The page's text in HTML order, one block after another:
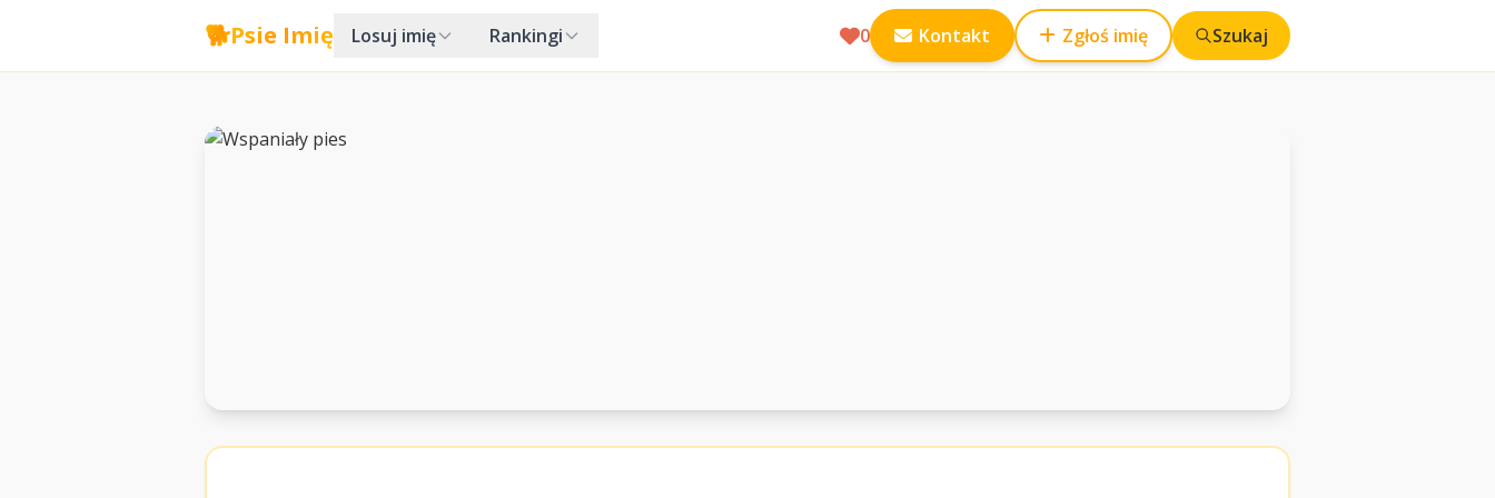
🐕Psie Imię Losuj imię Rankingi 0 Kontakt Zgłoś imię Szukaj